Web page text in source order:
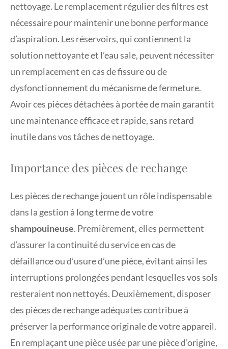
nettoyage. Le remplacement régulier des filtres est
nécessaire pour maintenir une bonne performance
d’aspiration. Les réservoirs, qui contiennent la
solution nettoyante et l’eau sale, peuvent nécessiter
un remplacement en cas de fissure ou de
dysfonctionnement du mécanisme de fermeture.
Avoir ces pièces détachées à portée de main garantit
une maintenance efficace et rapide, sans retard
inutile dans vos tâches de nettoyage.
Importance des pièces de rechange
Les pièces de rechange jouent un rôle indispensable
dans la gestion à long terme de votre
shampouineuse. Premièrement, elles permettent
d’assurer la continuité du service en cas de
défaillance ou d’usure d’une pièce, évitant ainsi les
interruptions prolongées pendant lesquelles vos sols
resteraient non nettoyés. Deuxièmement, disposer
des pièces de rechange adéquates contribue à
préserver la performance originale de votre appareil.
En remplaçant une pièce usée par une pièce d’origine,